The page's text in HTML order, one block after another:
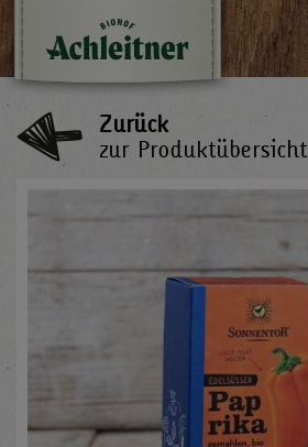
Zurück
zur Produktübersicht